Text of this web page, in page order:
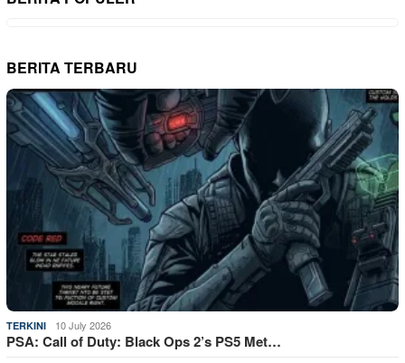
BERITA TERBARU
TERKINI 10 July 2026
PSA: Call of Duty: Black Ops 2’s PS5 Met…